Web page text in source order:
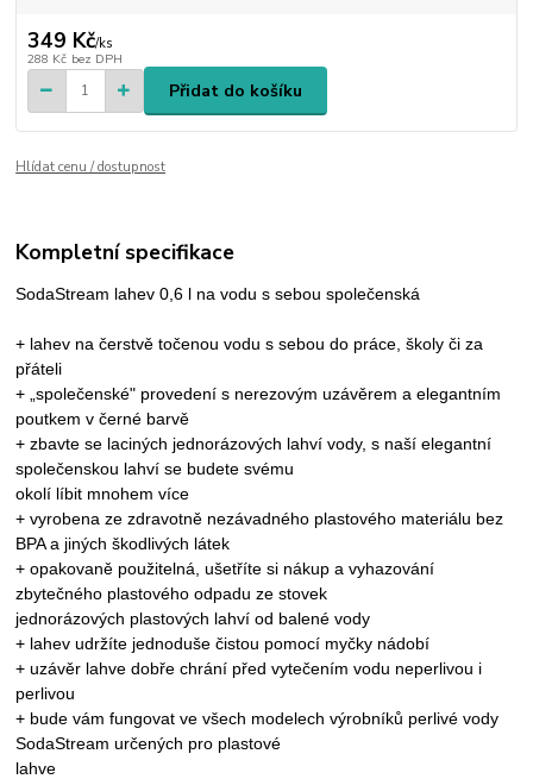
349 Kč/ks
288 Kč bez DPH
Přidat do košíku
Hlídat cenu / dostupnost
Kompletní specifikace
SodaStream lahev 0,6 l na vodu s sebou společenská
+ lahev na čerstvě točenou vodu s sebou do práce, školy či za
přáteli
+ „společenské" provedení s nerezovým uzávěrem a elegantním
poutkem v černé barvě
+ zbavte se laciných jednorázových lahví vody, s naší elegantní
společenskou lahví se budete svému
okolí líbit mnohem více
+ vyrobena ze zdravotně nezávadného plastového materiálu bez
BPA a jiných škodlivých látek
+ opakovaně použitelná, ušetříte si nákup a vyhazování
zbytečného plastového odpadu ze stovek
jednorázových plastových lahví od balené vody
+ lahev udržíte jednoduše čistou pomocí myčky nádobí
+ uzávěr lahve dobře chrání před vytečením vodu neperlivou i
perlivou
+ bude vám fungovat ve všech modelech výrobníků perlivé vody
SodaStream určených pro plastové
lahve